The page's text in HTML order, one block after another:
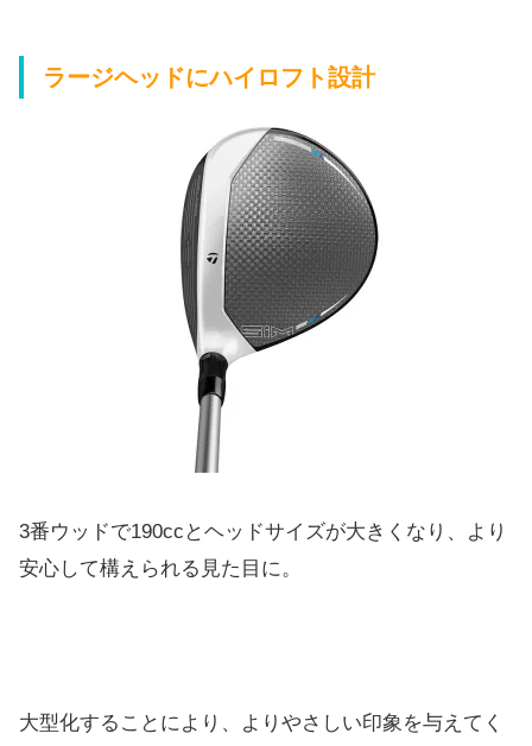
ラージヘッドにハイロフト設計
3番ウッドで190ccとヘッドサイズが大きくなり、より
安心して構えられる見た目に。
大型化することにより、よりやさしい印象を与えてく